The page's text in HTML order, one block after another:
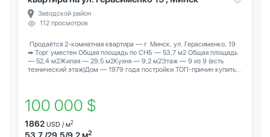
Заводской район
112 просмотров
️ Продаётся 2-комнатная квартира — г. Минск, ул. Герасименко, 19.
➡ Торг уместен Общая площадь по СНБ — 53,7 м2 Общая площадь
— 52,4 м2Жилая — 29,5 м2Кухня — 9,2 м2Этаж — 9 из 9 (есть
технический этаж)Дом — 1979 года постройки ТОП-причин купить...
100 000 $
1862 USD / м2
2